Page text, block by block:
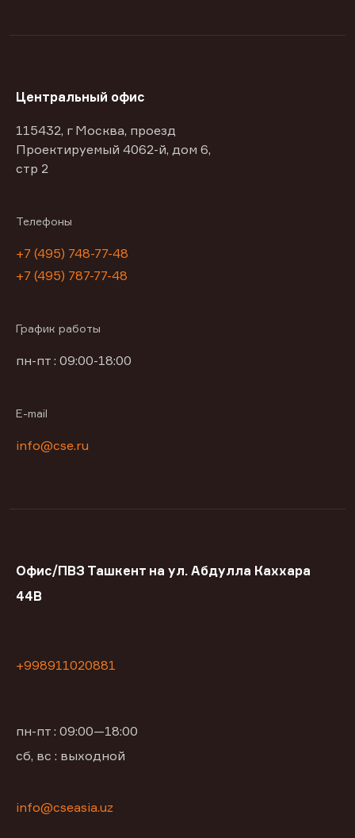
Центральный офис
115432, г Москва, проезд
Проектируемый 4062-й, дом 6,
стр 2
Телефоны
+7 (495) 748-77-48
+7 (495) 787-77-48
График работы
пн-пт : 09:00-18:00
E-mail
info@cse.ru
Офис/ПВЗ Ташкент на ул. Абдулла Каххара
44В
+998911020881
пн-пт : 09:00—18:00
сб, вс : выходной
info@cseasia.uz